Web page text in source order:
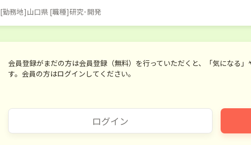
[勤務地]山口県 [職種]研究･開発
会員登録がまだの方は会員登録（無料）を行っていただくと、「気になる
す。会員の方はログインしてください。
ログイン